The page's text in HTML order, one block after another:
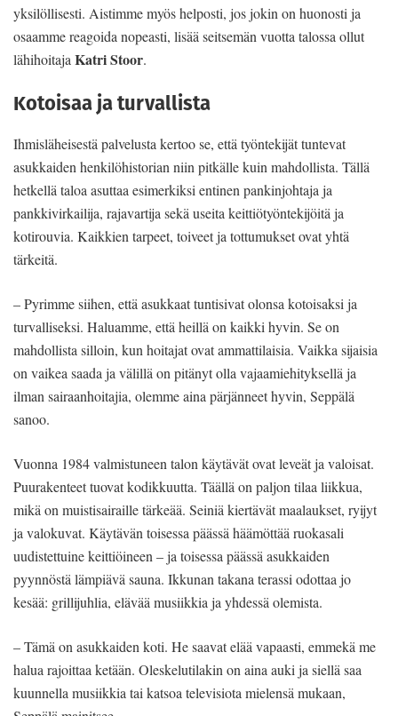
yksilöllisesti. Aistimme myös helposti, jos jokin on huonosti ja
osaamme reagoida nopeasti, lisää seitsemän vuotta talossa ollut
lähihoitaja Katri Stoor.
Kotoisaa ja turvallista
Ihmisläheisestä palvelusta kertoo se, että työntekijät tuntevat
asukkaiden henkilöhistorian niin pitkälle kuin mahdollista. Tällä
hetkellä taloa asuttaa esimerkiksi entinen pankinjohtaja ja
pankkivirkailija, rajavartija sekä useita keittiötyöntekijöitä ja
kotirouvia. Kaikkien tarpeet, toiveet ja tottumukset ovat yhtä
tärkeitä.
– Pyrimme siihen, että asukkaat tuntisivat olonsa kotoisaksi ja
turvalliseksi. Haluamme, että heillä on kaikki hyvin. Se on
mahdollista silloin, kun hoitajat ovat ammattilaisia. Vaikka sijaisia
on vaikea saada ja välillä on pitänyt olla vajaamiehityksellä ja
ilman sairaanhoitajia, olemme aina pärjänneet hyvin, Seppälä
sanoo.
Vuonna 1984 valmistuneen talon käytävät ovat leveät ja valoisat.
Puurakenteet tuovat kodikkuutta. Täällä on paljon tilaa liikkua,
mikä on muistisairaille tärkeää. Seiniä kiertävät maalaukset, ryijyt
ja valokuvat. Käytävän toisessa päässä häämöttää ruokasali
uudistettuine keittiöineen – ja toisessa päässä asukkaiden
pyynnöstä lämpiävä sauna. Ikkunan takana terassi odottaa jo
kesää: grillijuhlia, elävää musiikkia ja yhdessä olemista.
– Tämä on asukkaiden koti. He saavat elää vapaasti, emmekä me
halua rajoittaa ketään. Oleskelutilakin on aina auki ja siellä saa
kuunnella musiikkia tai katsoa televisiota mielensä mukaan,